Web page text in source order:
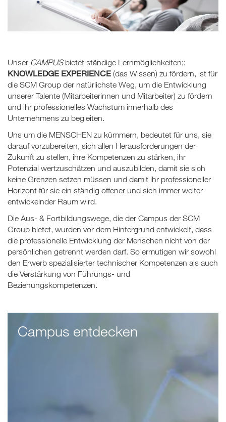
Unser CAMPUSbietet ständige Lernmöglichkeiten;:
KNOWLEDGE EXPERIENCE (das Wissen) zu fördern, ist für
die SCM Group der natürlichste Weg, um die Entwicklung
unserer Talente (Mitarbeiterinnen und Mitarbeiter) zu fördern
und ihr professionelles Wachstum innerhalb des
Unternehmens zu begleiten.
Uns um die MENSCHEN zu kümmern, bedeutet für uns, sie
darauf vorzubereiten, sich allen Herausforderungen der
Zukunft zu stellen, ihre Kompetenzen zu stärken, ihr
Potenzial wertzuschätzen und auszubilden, damit sie sich
keine Grenzen setzen müssen und damit ihr professioneller
Horizont für sie ein ständig offener und sich immer weiter
entwickelnder Raum wird.
Die Aus- & Fortbildungswege, die der Campus der SCM
Group bietet, wurden vor dem Hintergrund entwickelt, dass
die professionelle Entwicklung der Menschen nicht von der
persönlichen getrennt werden darf. So ermutigen wir sowohl
den Erwerb spezialisierter technischer Kompetenzen als auch
die Verstärkung von Führungs- und
Beziehungskompetenzen.
Campus entdecken